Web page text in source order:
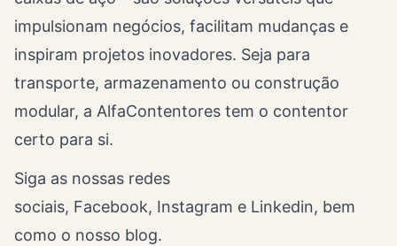
impulsionam negócios, facilitam mudanças e
inspiram projetos inovadores. Seja para
transporte, armazenamento ou construção
modular, a AlfaContentores tem o contentor
certo para si.
Siga as nossas redes
sociais, Facebook, Instagram e Linkedin, bem
como o nosso blog.